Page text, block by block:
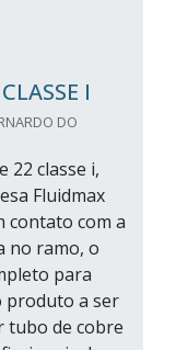
I
DO
22 classe i,
Fluidmax
contato com a
no ramo, o
para
produto a ser
tubo de cobre